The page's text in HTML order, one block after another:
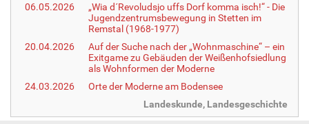
06.05.2026
„Wia d´Revoludsjo uffs Dorf komma isch!“ - Die
Jugendzentrumsbewegung in Stetten im
Remstal (1968-1977)
20.04.2026
Auf der Suche nach der „Wohnmaschine“ – ein
Exitgame zu Gebäuden der Weißenhofsiedlung
als Wohnformen der Moderne
24.03.2026
Orte der Moderne am Bodensee
Landeskunde, Landesgeschichte